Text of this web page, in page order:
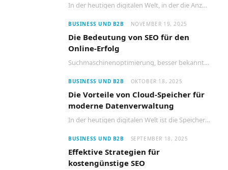
In der heutigen digitalen Welt, in der die Anzahl der aufgenommenen Fotos stetig zunimmt, wird…
BUSINESS UND B2B NOVEMBER 19, 2025
Die Bedeutung von SEO für den
Online-Erfolg
Suchmaschinenoptimierung, besser bekannt als SEO, ist ein entscheidender Faktor für den Erfolg jeder Website im…
BUSINESS UND B2B OKTOBER 18, 2025
Die Vorteile von Cloud-Speicher für
moderne Datenverwaltung
In der heutigen digitalen Welt ist die Speicherung und Verwaltung von Daten entscheidend für den…
BUSINESS UND B2B SEPTEMBER 18, 2025
Effektive Strategien für
kostengünstige SEO